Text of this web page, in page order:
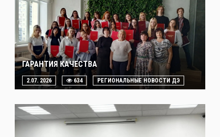
ГАРАНТИЯ КАЧЕСТВА
2.07. 2026 634 РЕГИОНАЛЬНЫЕ НОВОСТИ ДЭ